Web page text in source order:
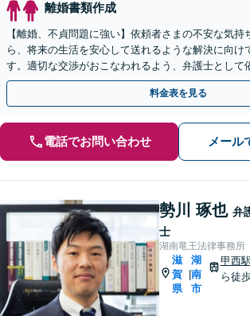
離婚書類作成
【離婚、不貞問題に強い】依頼者さまの不安な気持
ら、将来の生活を安心して送れるような解決に向け
す。適切な交渉がおこなわれるよう、弁護士として
最大限得ることができるようサポート【子連れ相談
料金表を見る
電話でお問い合わせ メール
勢川 琢也 弁
士
湖南竜王法律事務所
滋
賀
県
湖
南
市
甲西駅
ら徒